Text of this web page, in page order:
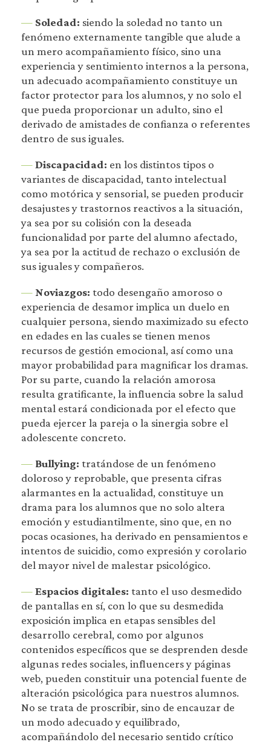
— Soledad: siendo la soledad no tanto un
fenómeno externamente tangible que alude a
un mero acompañamiento físico, sino una
experiencia y sentimiento internos a la persona,
un adecuado acompañamiento constituye un
factor protector para los alumnos, y no solo el
que pueda proporcionar un adulto, sino el
derivado de amistades de confianza o referentes
dentro de sus iguales.
—Discapacidad: en los distintos tipos o
variantes de discapacidad, tanto intelectual
como motórica y sensorial, se pueden producir
desajustes y trastornos reactivos a la situación,
ya sea por su colisión con la deseada
funcionalidad por parte del alumno afectado,
ya sea por la actitud de rechazo o exclusión de
sus iguales y compañeros.
— Noviazgos: todo desengaño amoroso o
experiencia de desamor implica un duelo en
cualquier persona, siendo maximizado su efecto
en edades en las cuales se tienen menos
recursos de gestión emocional, así como una
mayor probabilidad para magnificar los dramas.
Por su parte, cuando la relación amorosa
resulta gratificante, la influencia sobre la salud
mental estará condicionada por el efecto que
pueda ejercer la pareja o la sinergia sobre el
adolescente concreto.
— Bullying: tratándose de un fenómeno
doloroso y reprobable, que presenta cifras
alarmantes en la actualidad, constituye un
drama para los alumnos que no solo altera
emoción y estudiantilmente, sino que, en no
pocas ocasiones, ha derivado en pensamientos e
intentos de suicidio, como expresión y corolario
del mayor nivel de malestar psicológico.
—Espacios digitales: tanto el uso desmedido
de pantallas en sí, con lo que su desmedida
exposición implica en etapas sensibles del
desarrollo cerebral, como por algunos
contenidos específicos que se desprenden desde
algunas redes sociales, influencers y páginas
web, pueden constituir una potencial fuente de
alteración psicológica para nuestros alumnos.
No se trata de proscribir, sino de encauzar de
un modo adecuado y equilibrado,
acompañándolo del necesario sentido crítico